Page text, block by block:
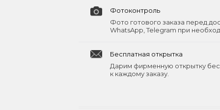
Фотоконтроль
Фото готового заказа перед
WhatsApp, Telegram при
Бесплатная открытка
Дарим фирменную открытку
к каждому заказу.